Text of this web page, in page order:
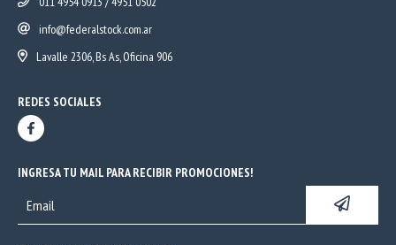
info@federalstock.com.ar
Lavalle 2306, Bs As, Oficina 906
REDES SOCIALES
INGRESA TU MAIL PARA RECIBIR PROMOCIONES!